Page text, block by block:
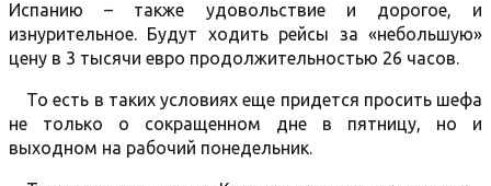
Испанию – также удовольствие и дорогое, и
изнурительное. Будут ходить рейсы за «небольшую»
цену в 3 тысячи евро продолжительностью 26 часов.
То есть в таких условиях еще придется просить шефа
не только о сокращенном дне в пятницу, но и
выходном на рабочий понедельник.